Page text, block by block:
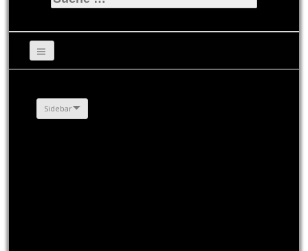
nach:
Sidebar